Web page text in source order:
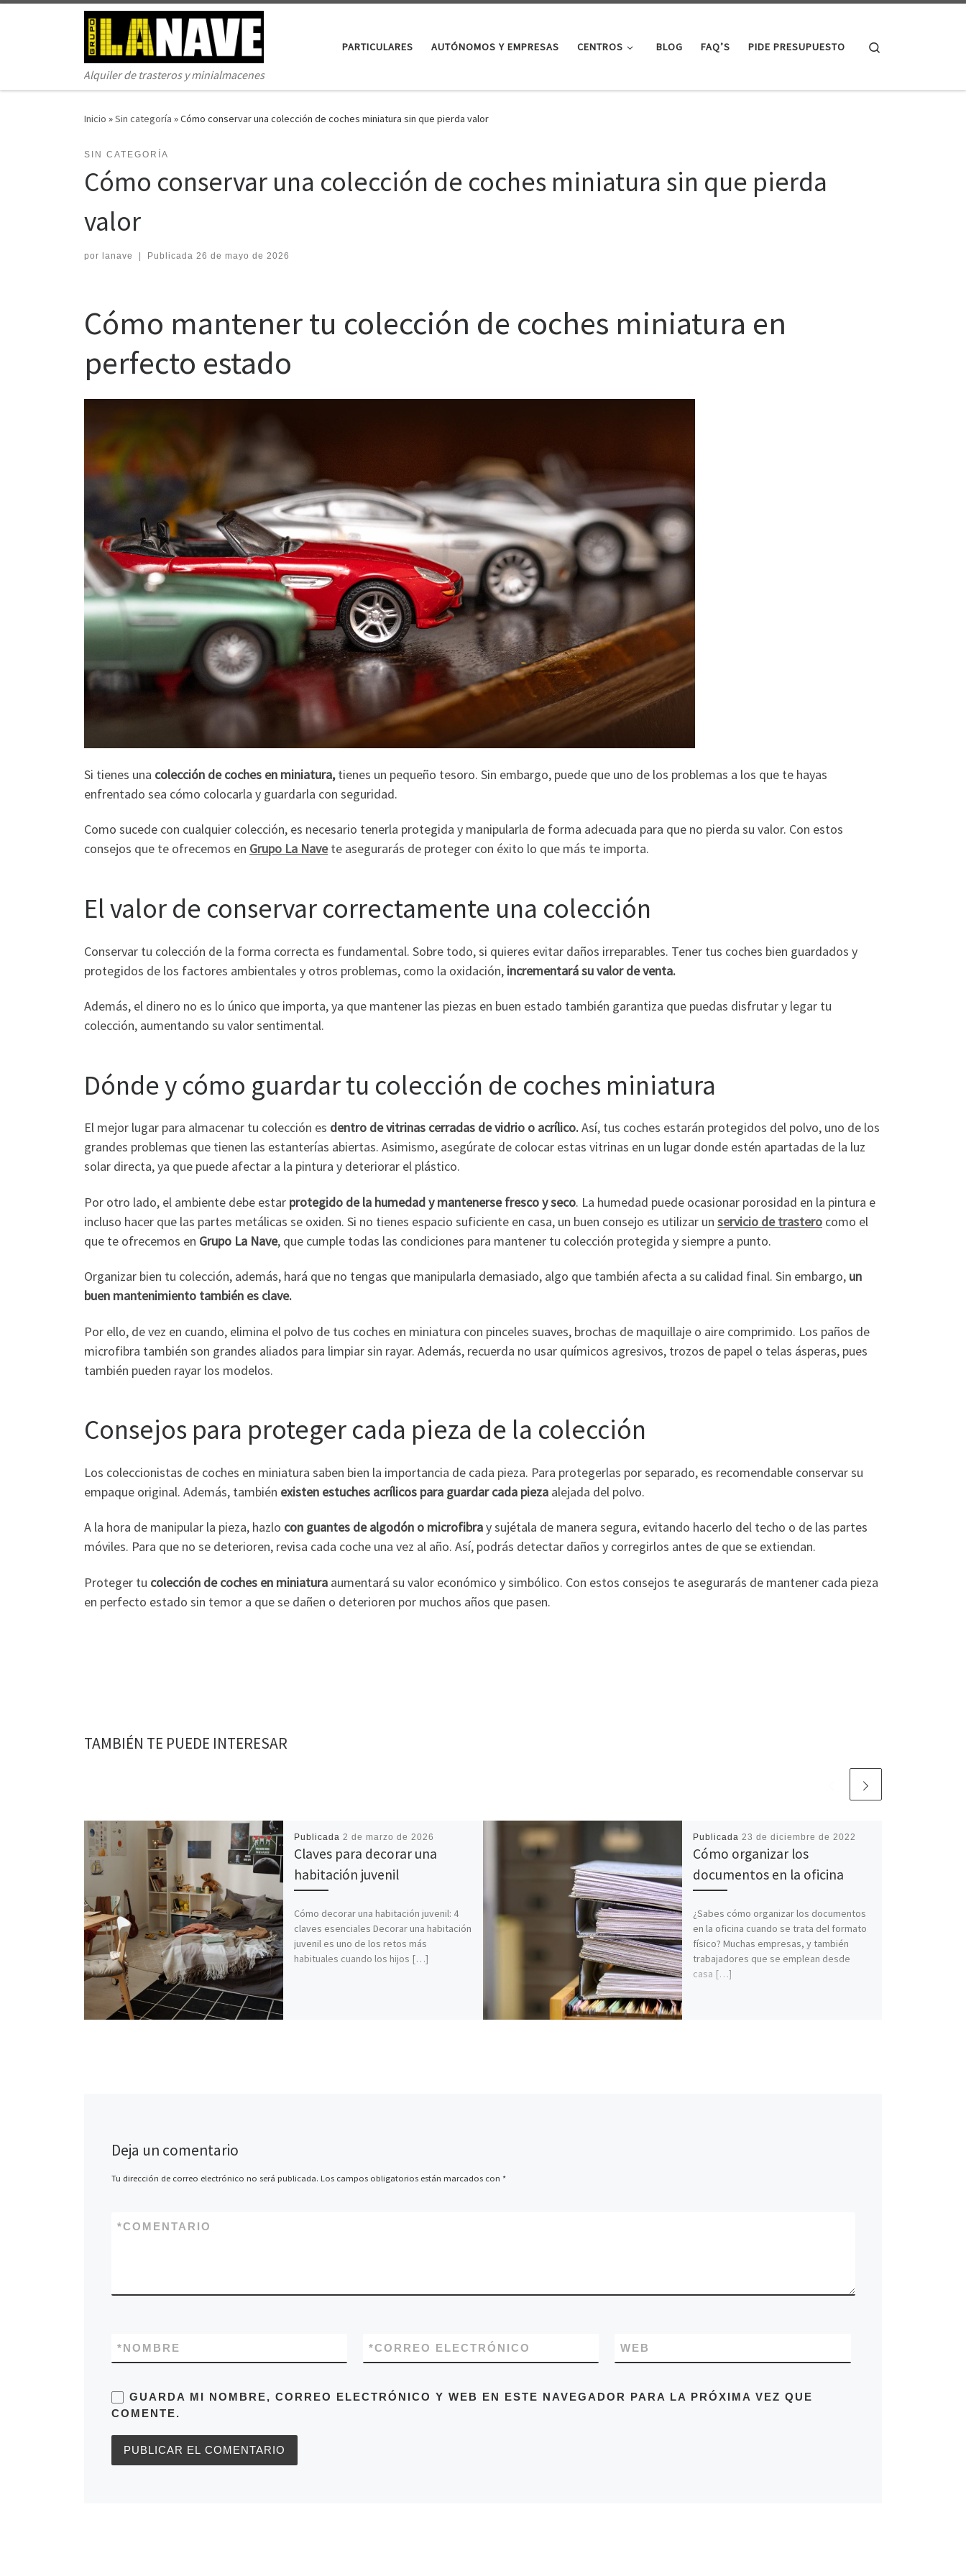
Saltar al contenido
Alquiler de trasteros y minialmacenes
PARTICULARES AUTÓNOMOS Y EMPRESAS CENTROS BLOG FAQ’S PIDE PRESUPUESTO
Inicio »Sin categoría »Cómo conservar una colección de coches miniatura sin que pierda valor
SIN CATEGORÍA
Cómo conservar una colección de coches miniatura sin que pierda
valor
por lanave Publicada 26 de mayo de 2026
Cómo mantener tu colección de coches miniatura en
perfecto estado
Si tienes una colección de coches en miniatura,tienes un pequeño tesoro. Sin embargo, puede que uno de los problemas a los que te hayas
enfrentado sea cómo colocarla y guardarla con seguridad.
Como sucede con cualquier colección, es necesario tenerla protegida y manipularla de forma adecuada para que no pierda su valor. Con estos
consejos que te ofrecemos en Grupo La Navete asegurarás de proteger con éxito lo que más te importa.
El valor de conservar correctamente una colección
Conservar tu colección de la forma correcta es fundamental. Sobre todo, si quieres evitar daños irreparables. Tener tus coches bien guardados y
protegidos de los factores ambientales y otros problemas, como la oxidación, incrementará su valor de venta.
Además, el dinero no es lo único que importa, ya que mantener las piezas en buen estado también garantiza que puedas disfrutar y legar tu
colección, aumentando su valor sentimental.
Dónde y cómo guardar tu colección de coches miniatura
El mejor lugar para almacenar tu colección es dentro de vitrinas cerradas de vidrio o acrílico.Así, tus coches estarán protegidos del polvo, uno de los
grandes problemas que tienen las estanterías abiertas. Asimismo, asegúrate de colocar estas vitrinas en un lugar donde estén apartadas de la luz
solar directa, ya que puede afectar a la pintura y deteriorar el plástico.
Por otro lado, el ambiente debe estar protegido de la humedad y mantenerse fresco y seco. La humedad puede ocasionar porosidad en la pintura e
incluso hacer que las partes metálicas se oxiden. Si no tienes espacio suficiente en casa, un buen consejo es utilizar un servicio de trastero como el
que te ofrecemos en Grupo La Nave, que cumple todas las condiciones para mantener tu colección protegida y siempre a punto.
Organizar bien tu colección, además, hará que no tengas que manipularla demasiado, algo que también afecta a su calidad final. Sin embargo, un
buen mantenimiento también es clave.
Por ello, de vez en cuando, elimina el polvo de tus coches en miniatura con pinceles suaves, brochas de maquillaje o aire comprimido. Los paños de
microfibra también son grandes aliados para limpiar sin rayar. Además, recuerda no usar químicos agresivos, trozos de papel o telas ásperas, pues
también pueden rayar los modelos.
Consejos para proteger cada pieza de la colección
Los coleccionistas de coches en miniatura saben bien la importancia de cada pieza. Para protegerlas por separado, es recomendable conservar su
empaque original. Además, también existen estuches acrílicos para guardar cada pieza alejada del polvo.
A la hora de manipular la pieza, hazlo con guantes de algodón o microfibray sujétala de manera segura, evitando hacerlo del techo o de las partes
móviles. Para que no se deterioren, revisa cada coche una vez al año. Así, podrás detectar daños y corregirlos antes de que se extiendan.
Proteger tu colección de coches en miniatura aumentará su valor económico y simbólico. Con estos consejos te asegurarás de mantener cada pieza
en perfecto estado sin temor a que se dañen o deterioren por muchos años que pasen.
TAMBIÉN TE PUEDE INTERESAR
Publicada 2 de marzo de 2026
Claves para decorar una
habitación juvenil
Cómo decorar una habitación juvenil: 4
claves esenciales Decorar una habitación
juvenil es uno de los retos más
habituales cuando los hijos […]
Publicada 23 de diciembre de 2022
Cómo organizar los
documentos en la oficina
¿Sabes cómo organizar los documentos
en la oficina cuando se trata del formato
físico? Muchas empresas, y también
trabajadores que se emplean desde
casa […]
Deja un comentario
Tu dirección de correo electrónico no será publicada. Los campos obligatorios están marcados con *
COMENTARIO
*
NOMBRE
* CORREO ELECTRÓNICO
* WEB
GUARDA MI NOMBRE, CORREO ELECTRÓNICO Y WEB EN ESTE NAVEGADOR PARA LA PRÓXIMA VEZ QUE
COMENTE.